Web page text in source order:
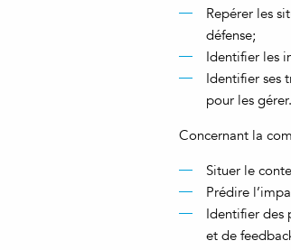
Repérer les
défense;
Identifier les
Identifier ses
pour les gérer.
Concernant la
Situer le
Prédire
Identifier des
et de